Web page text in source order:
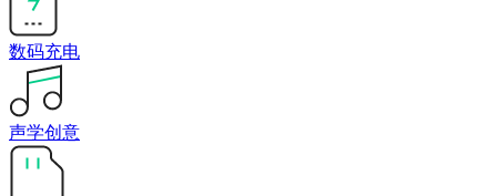
数码充电
声学创意